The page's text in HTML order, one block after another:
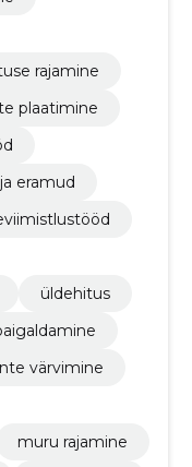
rajamine
plaatimine
eramud
üldehitus
värvimine
muru rajamine